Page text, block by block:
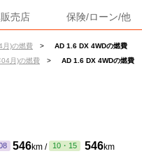
売店 保険/ローン/他
月)の燃費 >
AD 1.6 DX 4WDの燃費
月)の燃費 > AD 1.6 DX 4WDの燃費
546km / 10・15 546km